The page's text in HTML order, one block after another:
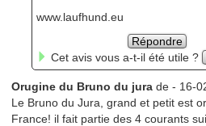
www.laufhund.eu
Répondre
Cet avis vous a-t-il été utile ?
Orugine du Bruno du jurade - 16-
Le Bruno du Jura, grand et petit est
France! il fait partie des 4 courants